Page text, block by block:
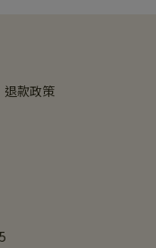
退款政策